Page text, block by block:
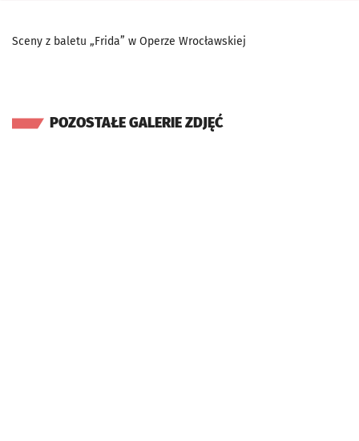
Sceny z baletu „Frida” w Operze Wrocławskiej
POZOSTAŁE GALERIE ZDJĘĆ